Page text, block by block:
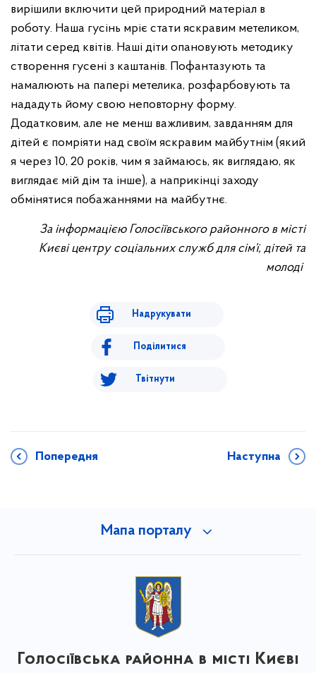
вирішили включити цей природний матеріал в
роботу. Наша гусінь мріє стати яскравим метеликом,
літати серед квітів. Наші діти опановують методику
створення гусені з каштанів. Пофантазують та
намалюють на папері метелика, розфарбовують та
нададуть йому свою неповторну форму.
Додатковим, але не менш важливим, завданням для
дітей є помріяти над своїм яскравим майбутнім (який
я через 10, 20 років, чим я займаюсь, як виглядаю, як
виглядає мій дім та інше), а наприкінці заходу
обмінятися побажаннями на майбутнє.
За інформацією Голосіївського районного в місті
Києві центру соціальних служб для сім’ї, дітей та
молоді
Надрукувати
Поділитися
Твітнути
Попередня Наступна
Мапа порталу
Голосіївська районна в місті Києві